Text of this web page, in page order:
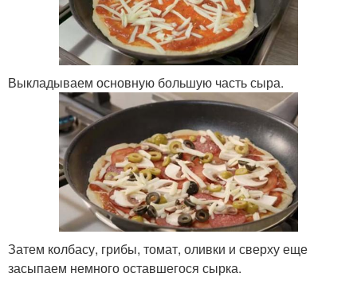
Выкладываем основную большую часть сыра.
Затем колбасу, грибы, томат, оливки и сверху еще
засыпаем немного оставшегося сырка.